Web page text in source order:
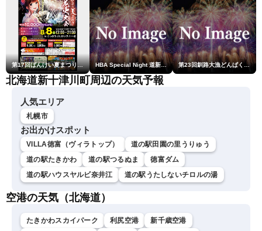
第17回ばんけい夏まつり大花火大会 HBA Special Night 道新・秋華火（はなび） 第23回釧路大漁どんぱく花火大会 ～道新・光と音のファンタジー～
北海道新十津川町周辺の天気予報
人気エリア
札幌市
お出かけスポット
VILLA徳富（ヴィラトップ）
道の駅田園の里うりゅう
道の駅たきかわ
道の駅つるぬま
徳富ダム
道の駅ハウスヤルビ奈井江
道の駅うたしないチロルの湯
空港の天気（北海道）
たきかわスカイパーク 利尻空港
新千歳空港